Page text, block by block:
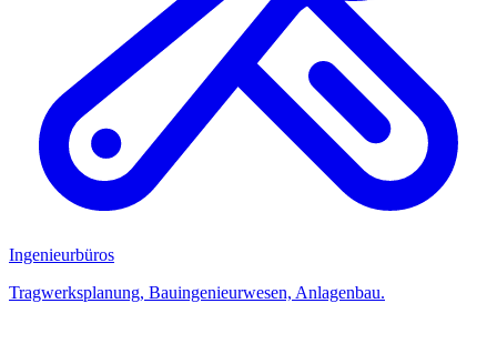
Ingenieurbüros
Tragwerksplanung, Bauingenieurwesen, Anlagenbau.